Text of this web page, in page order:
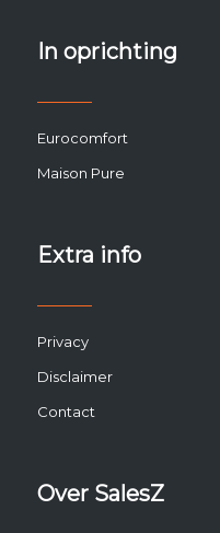
In oprichting
Eurocomfort
Maison Pure
Extra info
Privacy
Disclaimer
Contact
Over SalesZ